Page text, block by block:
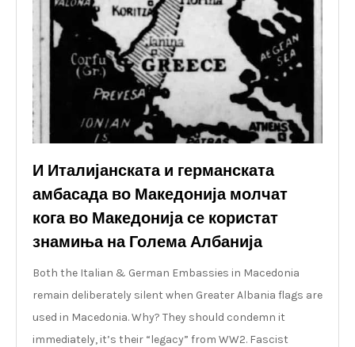
И Италијанската и германската
амбасада во Македонија молчат
кога во Македонија се користат
знамиња на Голема Албанија
Both the Italian & German Embassies in Macedonia
remain deliberately silent when Greater Albania flags are
used in Macedonia. Why? They should condemn it
immediately, it’s their “legacy” from WW2. Fascist